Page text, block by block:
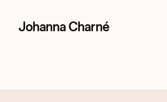
Johanna Charné